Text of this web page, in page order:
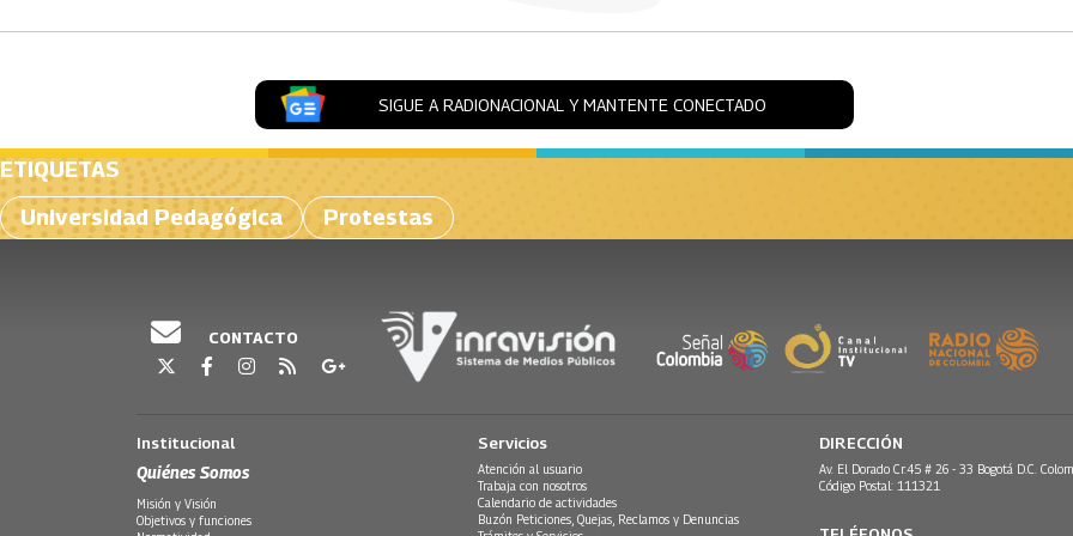
SIGUE A RADIONACIONAL Y MANTENTE CONECTADO
ETIQUETAS
Universidad Pedagógica
Protestas
CONTACTO
Institucional
Quiénes Somos
Misión y Visión
Objetivos y funciones
Servicios
Atención al usuario
Trabaja con nosotros
Calendario de actividades
Buzón Peticiones, Quejas, Reclamos y Denuncias
DIRECCIÓN
Av. El Dorado Cr.45 # 26 - 33 Bogotá D.C.
Código Postal: 111321